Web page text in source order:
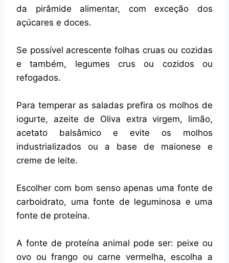
da pirâmide alimentar, com exceção dos
açúcares e doces.
Se possível acrescente folhas cruas ou cozidas
e também, legumes crus ou cozidos ou
refogados.
Para temperar as saladas prefira os molhos de
iogurte, azeite de Oliva extra virgem, limão,
acetato balsâmico e evite os molhos
industrializados ou a base de maionese e
creme de leite.
Escolher com bom senso apenas uma fonte de
carboidrato, uma fonte de leguminosa e uma
fonte de proteína.
A fonte de proteína animal pode ser: peixe ou
ovo ou frango ou carne vermelha, escolha a